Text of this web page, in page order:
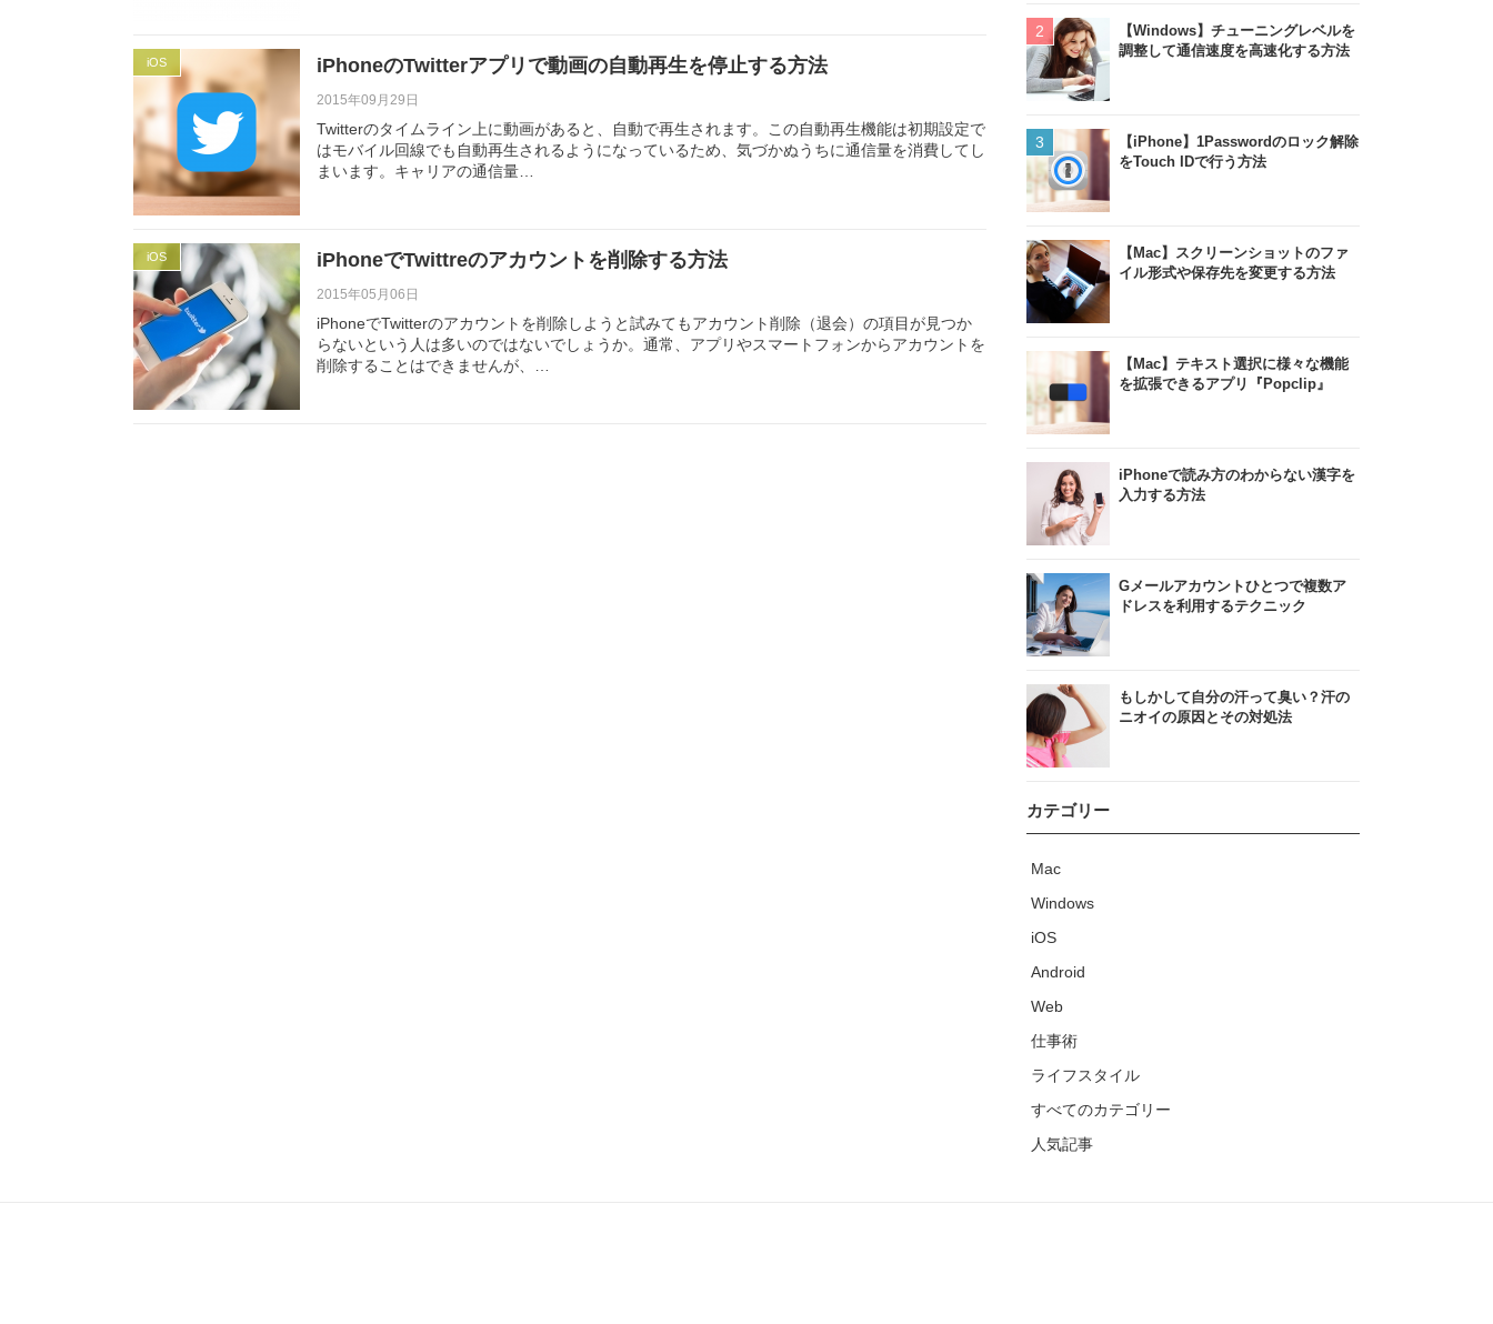
iOS iPhoneのTwitterアプリで動画の自動再生を停止する方法
2015年09月29日
Twitterのタイムライン上に動画があると、自動で再生されます。この自動再生機能は初期設定で
はモバイル回線でも自動再生されるようになっているため、気づかぬうちに通信量を消費してし
まいます。キャリアの通信量…
iOS iPhoneでTwittreのアカウントを削除する方法
2015年05月06日
iPhoneでTwitterのアカウントを削除しようと試みてもアカウント削除（退会）の項目が見つか
らないという人は多いのではないでしょうか。通常、アプリやスマートフォンからアカウントを
削除することはできませんが、…
【Windows】チューニングレベルを
調整して通信速度を高速化する方法
【iPhone】1Passwordのロック解除
をTouch IDで行う方法
【Mac】スクリーンショットのファ
イル形式や保存先を変更する方法
【Mac】テキスト選択に様々な機能
を拡張できるアプリ『Popclip』
iPhoneで読み方のわからない漢字を
入力する方法
Gメールアカウントひとつで複数ア
ドレスを利用するテクニック
もしかして自分の汗って臭い？汗の
ニオイの原因とその対処法
カテゴリー
Mac
Windows
iOS
Android
Web
仕事術
ライフスタイル
すべてのカテゴリー
人気記事